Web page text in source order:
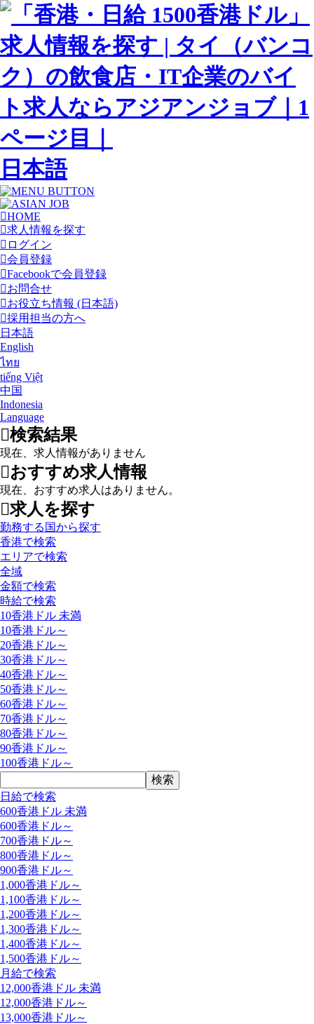
日本語
HOME
求人情報を探す
ログイン
会員登録
Facebookで会員登録
お問合せ
お役立ち情報 (日本語)
採用担当の方へ
日本語
English
ไทย
tiếng Việt
中国
Indonesia
Language
検索結果
現在、求人情報がありません
おすすめ求人情報
現在、おすすめ求人はありません。
求人を探す
勤務する国から探す
香港で検索
エリアで検索
全域
金額で検索
時給で検索
10香港ドル 未満
10香港ドル～
20香港ドル～
30香港ドル～
40香港ドル～
50香港ドル～
60香港ドル～
70香港ドル～
80香港ドル～
90香港ドル～
100香港ドル～
日給で検索
600香港ドル 未満
600香港ドル～
700香港ドル～
800香港ドル～
900香港ドル～
1,000香港ドル～
1,100香港ドル～
1,200香港ドル～
1,300香港ドル～
1,400香港ドル～
1,500香港ドル～
月給で検索
12,000香港ドル 未満
12,000香港ドル～
13,000香港ドル～